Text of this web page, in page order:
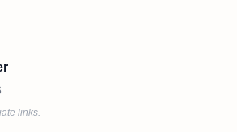
links.